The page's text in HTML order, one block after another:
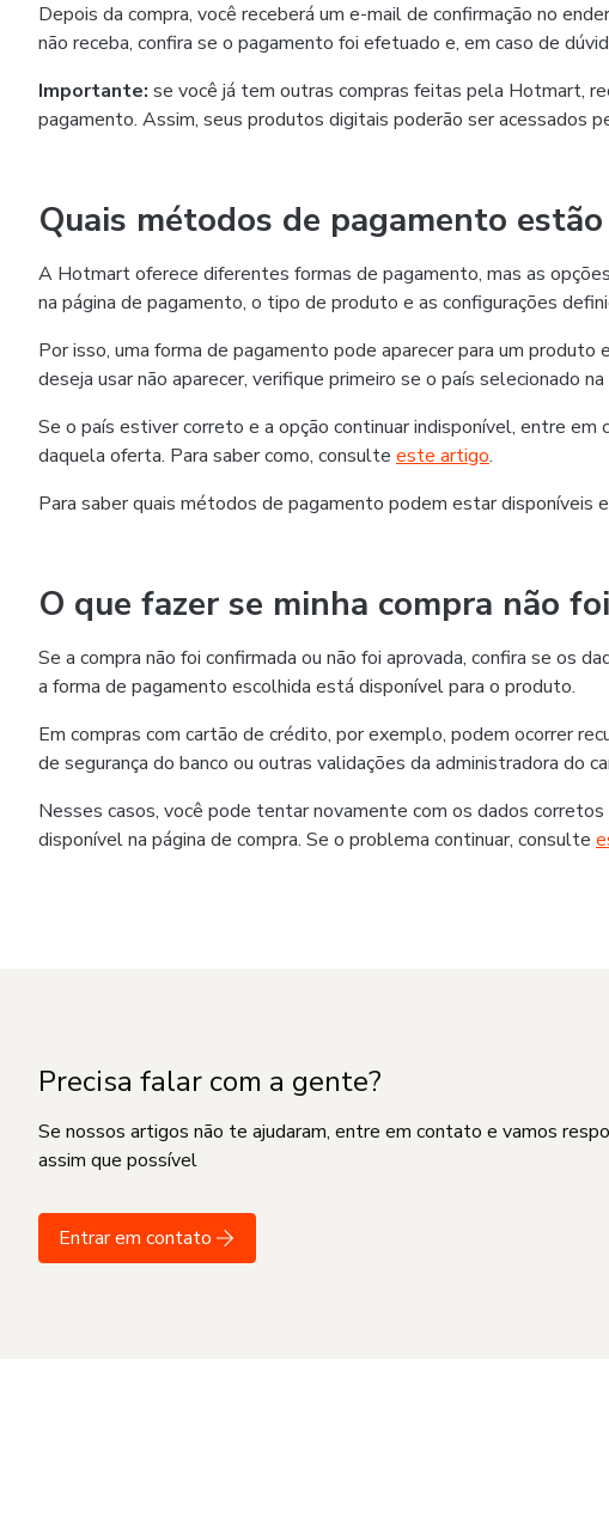
Depois da compra, você receberá um e-mail de confirmação no
não receba, confira se o pagamento foi efetuado e, em caso de
Importante: se você já tem outras compras feitas pela Hotmart,
pagamento. Assim, seus produtos digitais poderão ser acessados
Quais métodos de pagamento
A Hotmart oferece diferentes formas de pagamento, mas as
na página de pagamento, o tipo de produto e as configurações
Por isso, uma forma de pagamento pode aparecer para um
deseja usar não aparecer, verifique primeiro se o país selecionado
Se o país estiver correto e a opção continuar indisponível, entre
daquela oferta. Para saber como, consulte este artigo.
Para saber quais métodos de pagamento podem estar disponíveis
O que fazer se minha compra não
Se a compra não foi confirmada ou não foi aprovada, confira se os
a forma de pagamento escolhida está disponível para o produto.
Em compras com cartão de crédito, por exemplo, podem ocorrer
de segurança do banco ou outras validações da administradora do
Nesses casos, você pode tentar novamente com os dados
disponível na página de compra. Se o problema continuar, consulte
Precisa falar com a gente?
Se nossos artigos não te ajudaram, entre em contato e vamos
assim que possível
Entrar em contato